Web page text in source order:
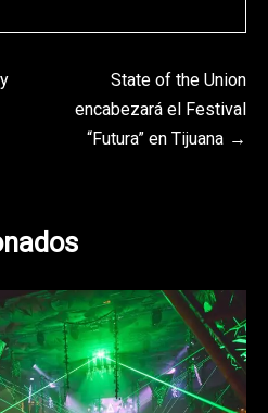
State of the Union
encabezará el Festival
“Futura” en Tijuana